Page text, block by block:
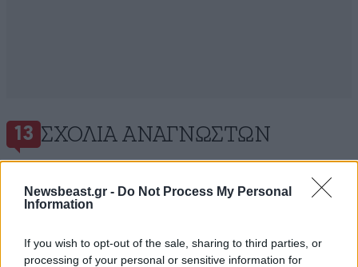
Newsbeast.gr - Do Not Process My Personal
Information
If you wish to opt-out of the sale, sharing to third parties, or
processing of your personal or sensitive information for
13 ΣΧΌΛΙΑ ΑΝΑΓΝΩΣΤΏΝ
ΠΡΟΣΘΕΣΤΕ ΤΟ ΣΧΟΛΙΟ ΣΑΣ